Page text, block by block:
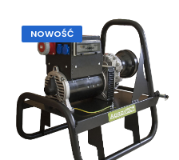
NOWOŚĆ